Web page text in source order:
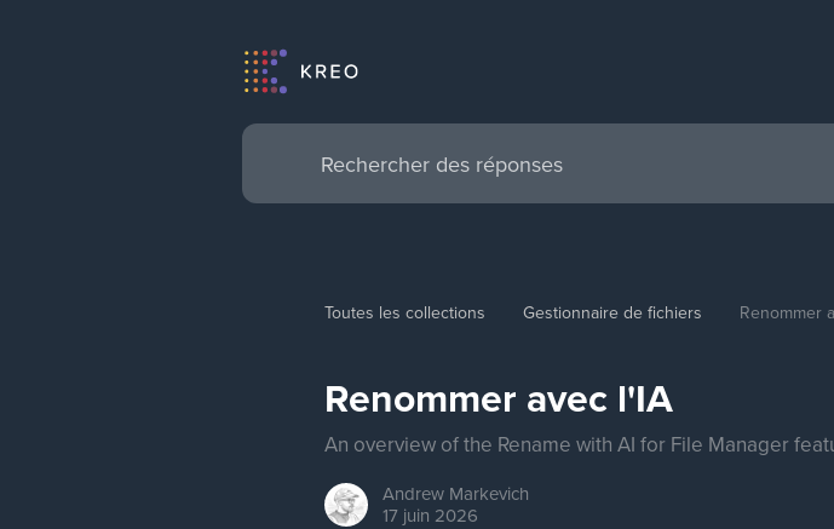
Toutes les collections Gestionnaire de fichiers Renommer
Renommer avec l'IA
An overview of the Rename with AI for File Manager
Andrew Markevich
17 juin 2026